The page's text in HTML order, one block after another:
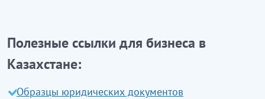
Полезные ссылки для бизнеса в
Казахстане:
Образцы юридических документов